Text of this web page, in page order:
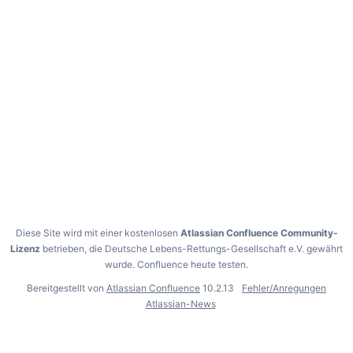
Diese Site wird mit einer kostenlosen Atlassian Confluence Community-
Lizenz betrieben, die Deutsche Lebens-Rettungs-Gesellschaft e.V. gewährt
wurde. Confluence heute testen.
Bereitgestellt von Atlassian Confluence 10.2.13
Fehler/Anregungen
Atlassian-News